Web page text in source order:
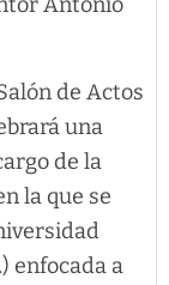
de Actos
una
de la
la que se
enfocada a